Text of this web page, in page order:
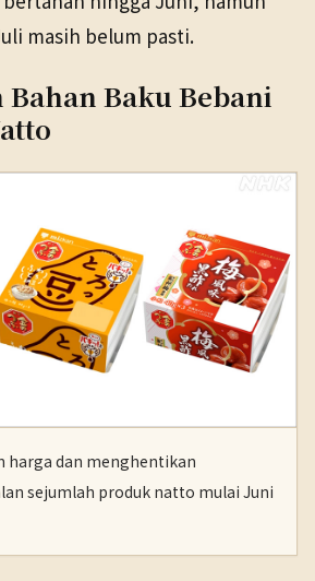
masih belum pasti.
Baku Bebani
harga dan menghentikan
sejumlah produk natto mulai Juni